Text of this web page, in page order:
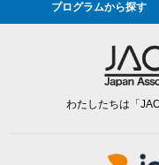
プログラムから探す
わたしたちは「